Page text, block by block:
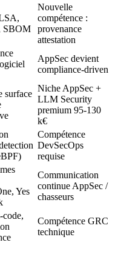
SBOM
Nouvelle
compétence :
provenance
attestation
AppSec devient
compliance-driven
surface
Niche AppSec +
LLM Security
premium 95-130
k€
Compétence
DevSecOps
requise
Yes
Communication
continue AppSec /
chasseurs
Compétence GRC
technique